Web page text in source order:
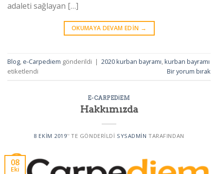
adaleti sağlayan […]
OKUMAYA DEVAM EDIN →
Blog, e-Carpediem gönderildi | 2020 kurban bayramı,kurban bayramı
etiketlendi
Bir yorum bırak
E-CARPEDIEM
Hakkımızda
8 EKIM 2019’' TE GÖNDERILDI SYSADMIN TARAFINDAN
08
Eki